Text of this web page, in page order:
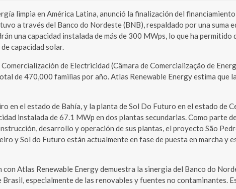
limpia en América Latina, anunció la finalización del
a través del Banco do Nordeste (BNB), respaldado por una suma
una capacidad instalada de más de 300 MWps, lo que ha
capacidad solar.
de Electricidad (Câmara de Comercialização de
de 470,000 familias por año. Atlas Renewable Energy estima que
en el estado de Bahía, y la planta de Sol Do Futuro en el estado de
instalada de 67.1 MWp en dos plantas secundarias. Como parte
desarrollo y operación de sus plantas, el proyecto São
y Sol do Futuro están actualmente en fase de puesta en marcha y
Atlas Renewable Energy demuestra la sinergia del Banco do
especialmente de las renovables y fuentes no contaminantes.